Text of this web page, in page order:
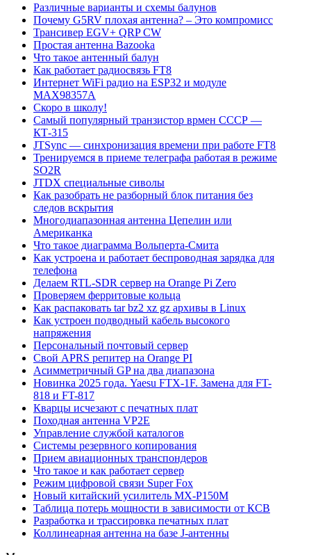
Различные варианты и схемы балунов
Почему G5RV плохая антенна? – Это компромисс
Трансивер EGV+ QRP CW
Простая антенна Bazooka
Что такое антенный балун
Как работает радиосвязь FT8
Интернет WiFi радио на ESP32 и модуле
MAX98357A
Скоро в школу!
Самый популярный транзистор врмен СССР —
КТ-315
JTSync — синхронизация времени при работе FT8
Тренируемся в приеме телеграфа работая в режиме
SO2R
JTDX специальные сиволы
Как разобрать не разборный блок питания без
следов вскрытия
Многодиапазонная антенна Цепелин или
Американка
Что такое диаграмма Вольперта-Смита
Как устроена и работает беспроводная зарядка для
телефона
Делаем RTL-SDR сервер на Orange Pi Zero
Проверяем ферритовые кольца
Как распаковать tar bz2 xz gz архивы в Linux
Как устроен подводный кабель высокого
напряжения
Персональный почтовый сервер
Свой APRS репитер на Orange PI
Асимметричный GP на два диапазона
Новинка 2025 года. Yaesu FTX-1F. Замена для FT-
818 и FT-817
Кварцы исчезают с печатных плат
Походная антенна VP2E
Управление службой каталогов
Системы резервного копирования
Прием авиационных транспондеров
Что такое и как работает сервер
Режим цифровой связи Super Fox
Новый китайский усилитель MX-P150M
Таблица потерь мощности в зависимости от КСВ
Разработка и трассировка печатных плат
Коллинеарная антенна на базе J-антенны